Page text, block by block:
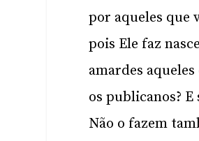
por aqueles que
pois Ele faz
amardes
os publicanos?
Não o fazem